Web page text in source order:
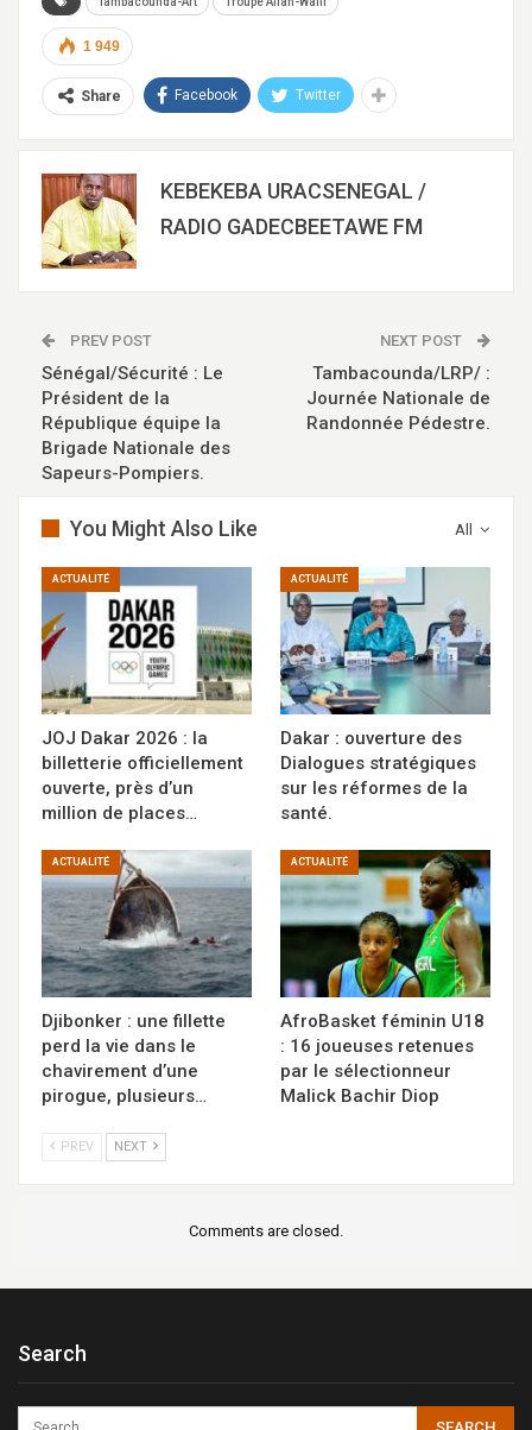
1 949
Share Facebook Twitter
KEBEKEBA URACSENEGAL /
RADIO GADECBEETAWE FM
PREV POST
Sénégal/Sécurité : Le
Président de la
République équipe la
Brigade Nationale des
Sapeurs-Pompiers.
NEXT POST
Tambacounda/LRP/ :
Journée Nationale de
Randonnée Pédestre.
All
You Might Also Like
ACTUALITÉ
JOJ Dakar 2026 : la
billetterie officiellement
ouverte, près d’un
million de places…
ACTUALITÉ
Dakar : ouverture des
Dialogues stratégiques
sur les réformes de la
santé.
ACTUALITÉ
Djibonker : une fillette
perd la vie dans le
chavirement d’une
pirogue, plusieurs…
ACTUALITÉ
AfroBasket féminin U18
: 16 joueuses retenues
par le sélectionneur
Malick Bachir Diop
PREV NEXT
Comments are closed.
Search